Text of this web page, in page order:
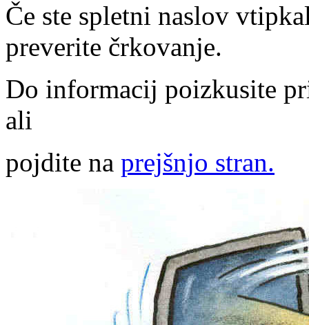
Če ste spletni naslov
preverite črkovanje.
Do informacij poizkusite
ali
pojdite na prejšnjo stran.